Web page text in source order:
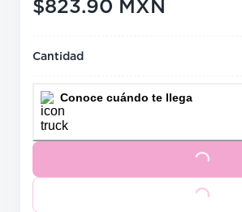
$823.90 MXN
precio actual $823.90
Cantidad
Conoce cuándo te llega
Loading...